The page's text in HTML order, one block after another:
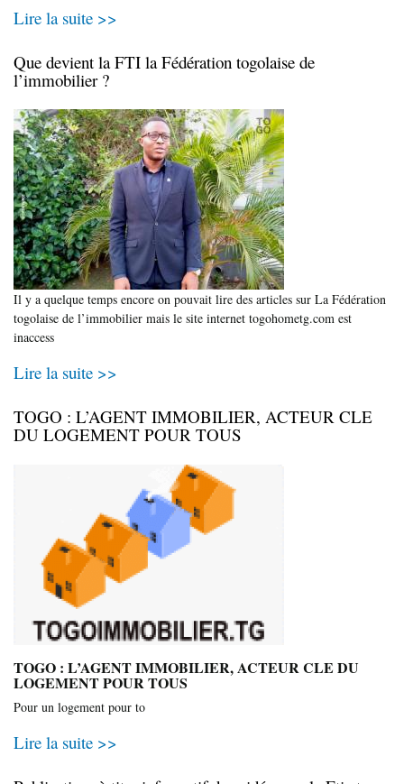
Lire la suite >>
Que devient la FTI la Fédération togolaise de
l’immobilier ?
Il y a quelque temps encore on pouvait lire des articles sur La Fédération
togolaise de l’immobilier mais le site internet togohometg.com est
inaccess
Lire la suite >>
TOGO : L’AGENT IMMOBILIER, ACTEUR CLE
DU LOGEMENT POUR TOUS
TOGO : L’AGENT IMMOBILIER, ACTEUR CLE DU
LOGEMENT POUR TOUS
Pour un logement pour to
Lire la suite >>